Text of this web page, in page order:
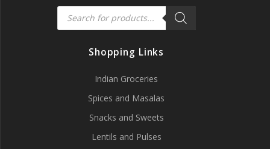
Products
search
Shopping Links
Indian Groceries
Spices and Masalas
Snacks and Sweets
Lentils and Pulses